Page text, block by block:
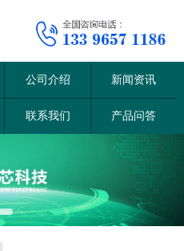
公司介绍 新闻资讯
联系我们 产品问答